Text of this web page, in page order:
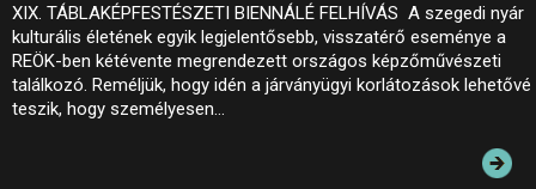
XIX. TÁBLAKÉPFESTÉSZETI BIENNÁLÉ FELHÍVÁS A szegedi nyár
kulturális életének egyik legjelentősebb, visszatérő eseménye a
REÖK-ben kétévente megrendezett országos képzőművészeti
találkozó. Reméljük, hogy idén a járványügyi korlátozások lehetővé
teszik, hogy személyesen…